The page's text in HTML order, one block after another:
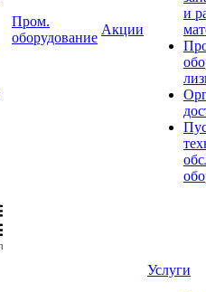
Пром.
оборудование
Акции
и
Услуги